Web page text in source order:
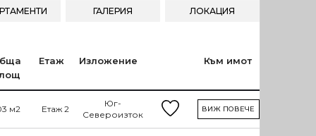
ГАЛЕРИЯ ЛОКАЦИЯ
Етаж Изложение Към имот
м2 Етаж 2
Юг-
Североизток
ВИЖ ПОВЕЧЕ